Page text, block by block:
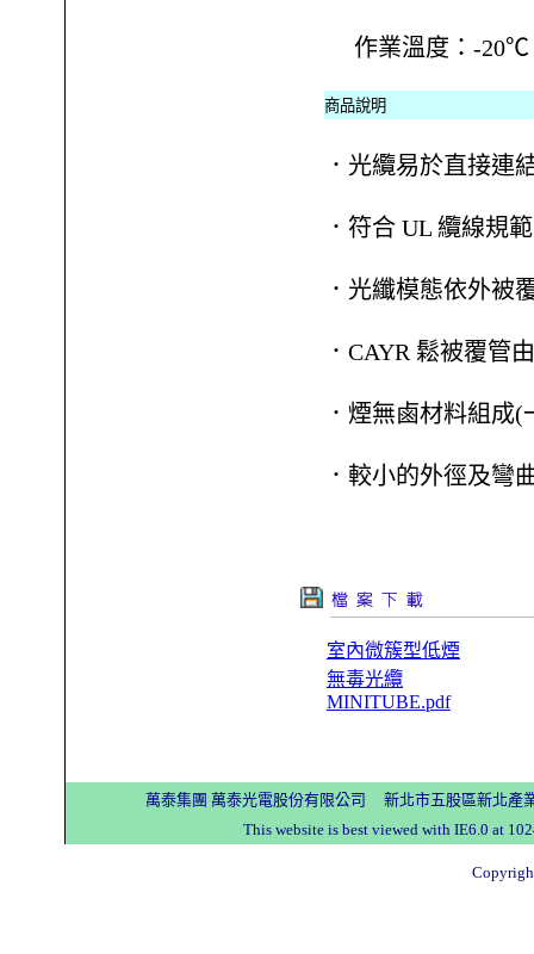
作業溫度：-20℃
商品說明
．光纜易於直接連
．符合 UL 纜線規
．光纖模態依外被
．CAYR 鬆被覆管
．煙無鹵材料組成(
．較小的外徑及彎
室內微簇型低煙
無毒光纜
MINITUBE.pdf
萬泰集團 萬泰光電股份有限公司 新北市五股區新北
This website is best viewed with IE6.0 at